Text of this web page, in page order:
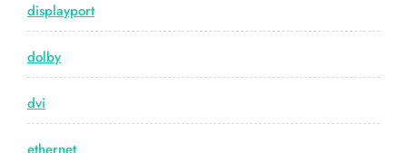
displayport
dolby
dvi